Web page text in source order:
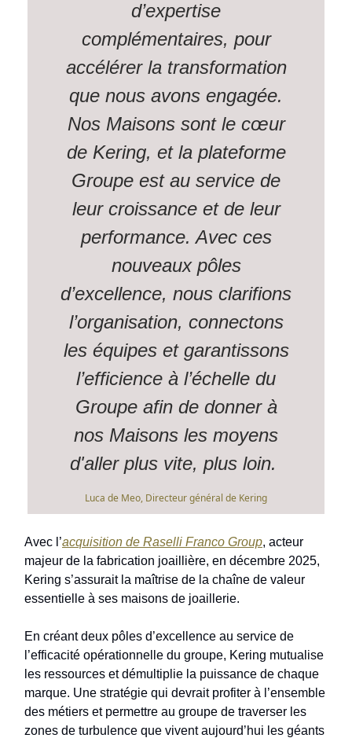
d’expertise
complémentaires, pour
accélérer la transformation
que nous avons engagée.
Nos Maisons sont le cœur
de Kering, et la plateforme
Groupe est au service de
leur croissance et de leur
performance. Avec ces
nouveaux pôles
d’excellence, nous clarifions
l’organisation, connectons
les équipes et garantissons
l’efficience à l’échelle du
Groupe afin de donner à
nos Maisons les moyens
d'aller plus vite, plus loin.
Luca de Meo, Directeur général de Kering
Avec l’acquisition de Raselli Franco Group, acteur
majeur de la fabrication joaillière, en décembre 2025,
Kering s’assurait la maîtrise de la chaîne de valeur
essentielle à ses maisons de joaillerie.
En créant deux pôles d’excellence au service de
l’efficacité opérationnelle du groupe, Kering mutualise
les ressources et démultiplie la puissance de chaque
marque. Une stratégie qui devrait profiter à l’ensemble
des métiers et permettre au groupe de traverser les
zones de turbulence que vivent aujourd’hui les géants